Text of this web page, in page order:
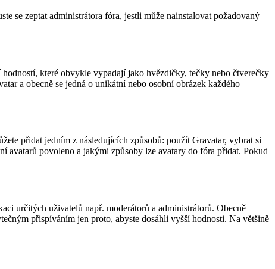
se zeptat administrátora fóra, jestli může nainstalovat požadovaný
které obvykle vypadají jako hvězdičky, tečky nebo čtverečky
a obecně se jedná o unikátní nebo osobní obrázek každého
přidat jedním z následujících způsobů: použít Gravatar, vybrat si
avatarů povoleno a jakými způsoby lze avatary do fóra přidat. Pokud
určitých uživatelů např. moderátorů a administrátorů. Obecně
přispíváním jen proto, abyste dosáhli vyšší hodnosti. Na většině